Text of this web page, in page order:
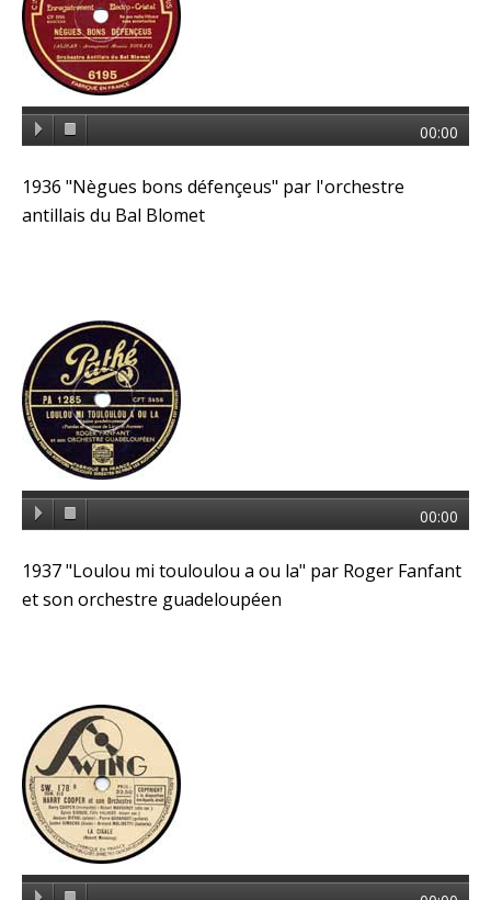
00:00
1936 "Nègues bons défençeus" par l'orchestre
antillais du Bal Blomet
00:00
1937 "Loulou mi touloulou a ou la" par Roger Fanfant
et son orchestre guadeloupéen